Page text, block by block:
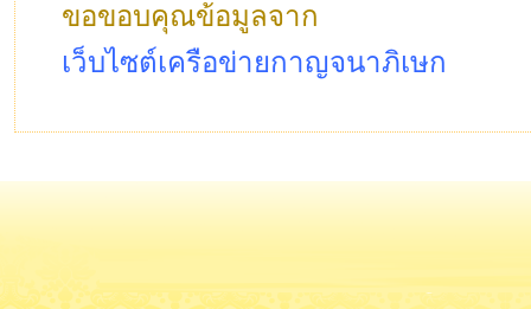
ขอขอบคุณข้อมูลจาก
เว็บไซต์เครือข่ายกาญจนาภิเษก